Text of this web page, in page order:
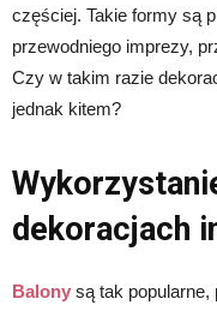
częściej. Takie formy są
przewodniego imprezy,
Czy w takim razie
jednak kitem?
dekoracjach
Balony są tak